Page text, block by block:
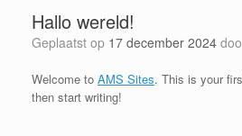
Hallo wereld!
Geplaatst op 17 december 2024
Welcome to AMS Sites. This is your
then start writing!